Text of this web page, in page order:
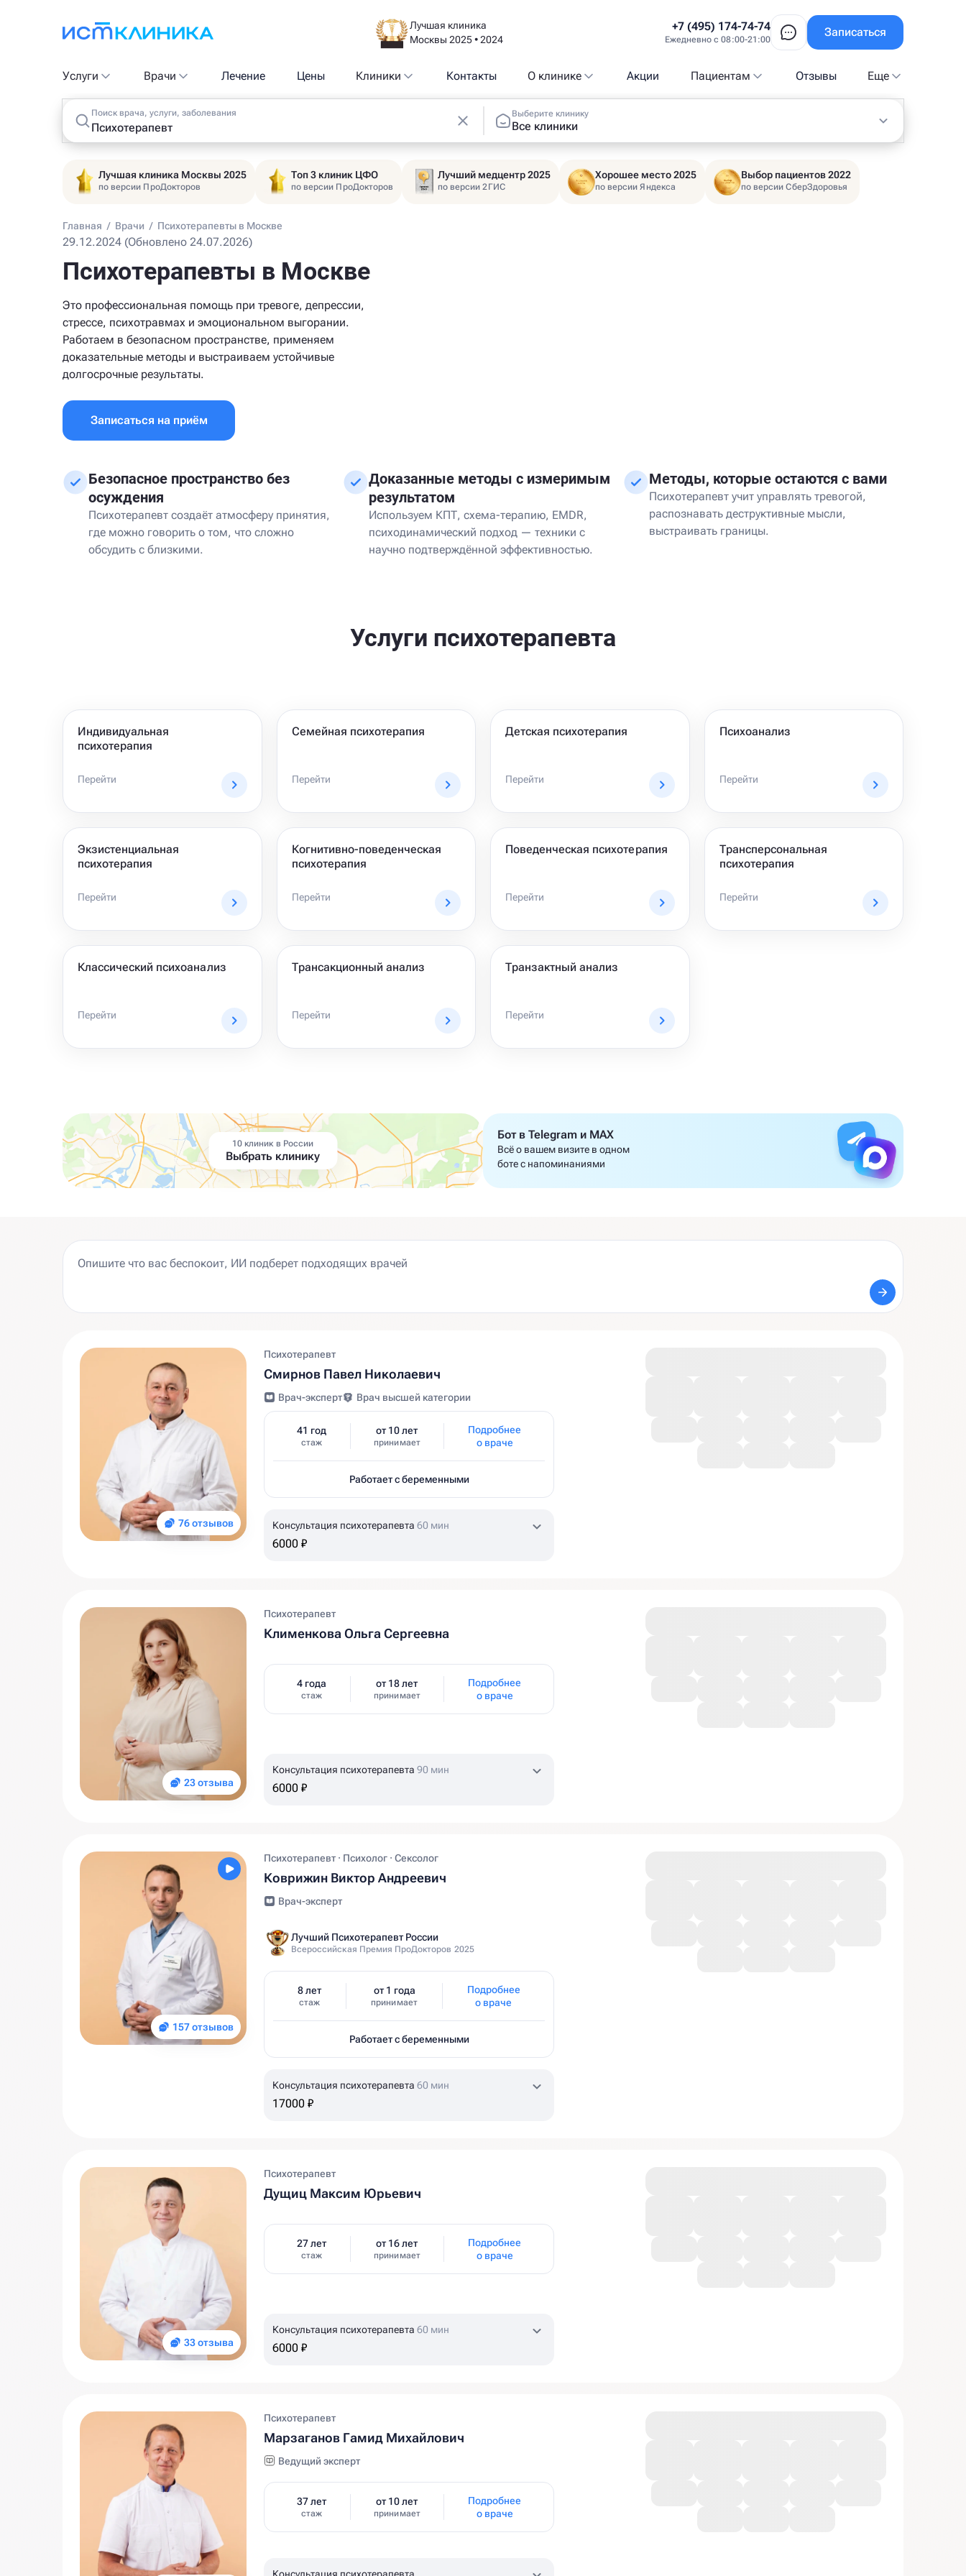
Лучшая клиника
Москвы 2025 • 2024
+7 (495) 174-74-74
Ежедневно с 08:00-21:00
Записаться
Услуги Врачи Лечение Цены Клиники Контакты О клинике Акции Пациентам Отзывы Еще
Поиск врача, услуги, заболевания Выберите клинику
Все клиники
Лучшая клиника Москвы 2025
по версии ПроДокторов
Топ 3 клиник ЦФО
по версии ПроДокторов
Лучший медцентр 2025
по версии 2ГИС
Хорошее место 2025
по версии Яндекса
Выбор пациентов 2022
по версии СберЗдоровья
Главная / Врачи / Психотерапевты в Москве
29.12.2024 (Обновлено 24.07.2026)
Психотерапевты в Москве
Это профессиональная помощь при тревоге, депрессии,
стрессе, психотравмах и эмоциональном выгорании.
Работаем в безопасном пространстве, применяем
доказательные методы и выстраиваем устойчивые
долгосрочные результаты.
Записаться на приём
Безопасное пространство без
осуждения
Психотерапевт создаёт атмосферу принятия,
где можно говорить о том, что сложно
обсудить с близкими.
Доказанные методы с измеримым
результатом
Используем КПТ, схема-терапию, EMDR,
психодинамический подход — техники с
научно подтверждённой эффективностью.
Методы, которые остаются с вами
Психотерапевт учит управлять тревогой,
распознавать деструктивные мысли,
выстраивать границы.
Услуги психотерапевта
Индивидуальная
психотерапия
Перейти
Семейная психотерапия
Перейти
Детская психотерапия
Перейти
Психоанализ
Перейти
Экзистенциальная
психотерапия
Перейти
Когнитивно-поведенческая
психотерапия
Перейти
Поведенческая психотерапия
Перейти
Трансперсональная
психотерапия
Перейти
Классический психоанализ
Перейти
Трансакционный анализ
Перейти
Транзактный анализ
Перейти
10 клиник в России
Выбрать клинику
Бот в Telegram и MAX
Всё о вашем визите в одном
боте с напоминаниями
76 отзывов
Психотерапевт
Смирнов Павел Николаевич
Врач-эксперт Врач высшей категории
41 год
стаж
от 10 лет
принимает
Подробнее
о враче
Работает с беременными
Консультация психотерапевта 60 мин
6000 ₽
23 отзыва
Психотерапевт
Клименкова Ольга Сергеевна
4 года
стаж
от 18 лет
принимает
Подробнее
о враче
Консультация психотерапевта 90 мин
6000 ₽
157 отзывов
Психотерапевт · Психолог · Сексолог
Коврижин Виктор Андреевич
Врач-эксперт
Лучший Психотерапевт России
Всероссийская Премия ПроДокторов 2025
8 лет
стаж
от 1 года
принимает
Подробнее
о враче
Работает с беременными
Консультация психотерапевта 60 мин
17000 ₽
33 отзыва
Психотерапевт
Дущиц Максим Юрьевич
27 лет
стаж
от 16 лет
принимает
Подробнее
о враче
Консультация психотерапевта 60 мин
6000 ₽
Психотерапевт
Марзаганов Гамид Михайлович
Ведущий эксперт
37 лет
стаж
от 10 лет
принимает
Подробнее
о враче